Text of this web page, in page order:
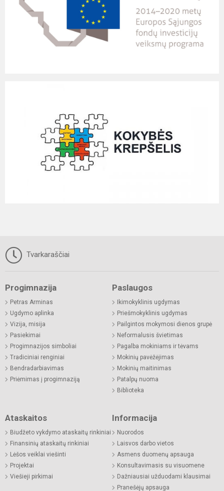
Tvarkaraščiai
Progimnazija
Petras Arminas
Ugdymo aplinka
Vizija, misija
Pasiekimai
Progimnazijos simboliai
Tradiciniai renginiai
Bendradarbiavimas
Priėmimas į progimnaziją
Paslaugos
Ikimokyklinis ugdymas
Priešmokyklinis ugdymas
Pailgintos mokymosi dienos grupė
Neformalusis švietimas
Pagalba mokiniams ir tėvams
Mokinių pavėžėjimas
Mokinių maitinimas
Patalpų nuoma
Biblioteka
Ataskaitos
Biudžeto vykdymo ataskaitų rinkiniai
Finansinių ataskaitų rinkiniai
Lėšos veiklai viešinti
Projektai
Viešieji pirkimai
Informacija
Nuorodos
Laisvos darbo vietos
Asmens duomenų apsauga
Konsultavimasis su visuomene
Dažniausiai užduodami klausimai
Pranešėjų apsauga